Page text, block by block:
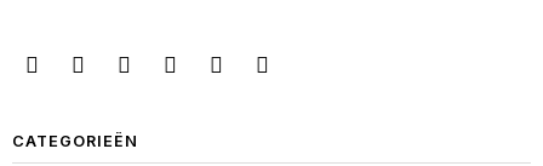
CATEGORIEËN